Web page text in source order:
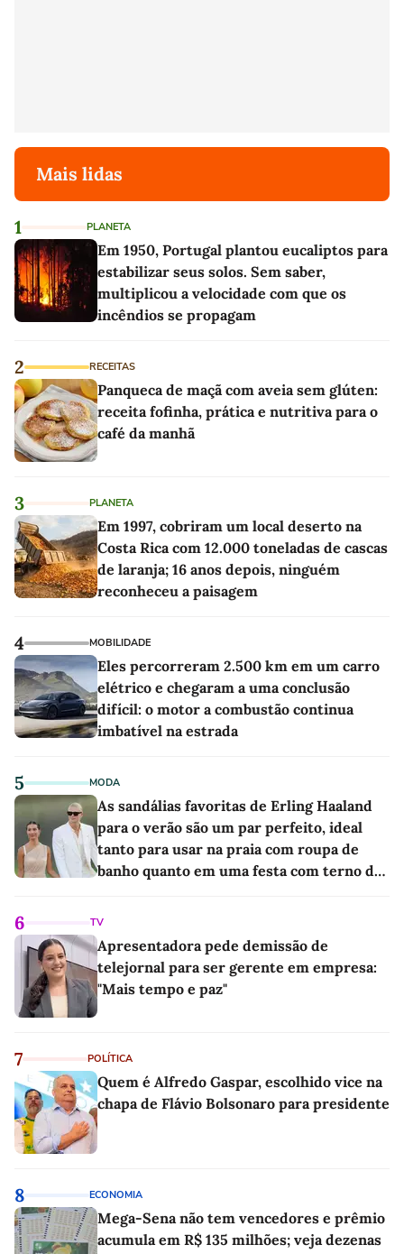
Mais lidas
1 PLANETA
Em 1950, Portugal plantou eucaliptos para
estabilizar seus solos. Sem saber,
multiplicou a velocidade com que os
incêndios se propagam
2 RECEITAS
Panqueca de maçã com aveia sem glúten:
receita fofinha, prática e nutritiva para o
café da manhã
3 PLANETA
Em 1997, cobriram um local deserto na
Costa Rica com 12.000 toneladas de cascas
de laranja; 16 anos depois, ninguém
reconheceu a paisagem
4 MOBILIDADE
Eles percorreram 2.500 km em um carro
elétrico e chegaram a uma conclusão
difícil: o motor a combustão continua
imbatível na estrada
5 MODA
As sandálias favoritas de Erling Haaland
para o verão são um par perfeito, ideal
tanto para usar na praia com roupa de
banho quanto em uma festa com terno de
6 TV
Apresentadora pede demissão de
telejornal para ser gerente em empresa:
"Mais tempo e paz"
7 POLÍTICA
Quem é Alfredo Gaspar, escolhido vice na
chapa de Flávio Bolsonaro para presidente
8 ECONOMIA
Mega-Sena não tem vencedores e prêmio
acumula em R$ 135 milhões; veja dezenas